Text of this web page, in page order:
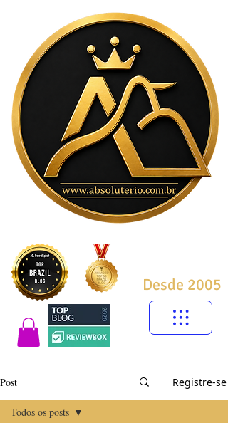
Desde 2005
Post Registre-se
Todos os posts